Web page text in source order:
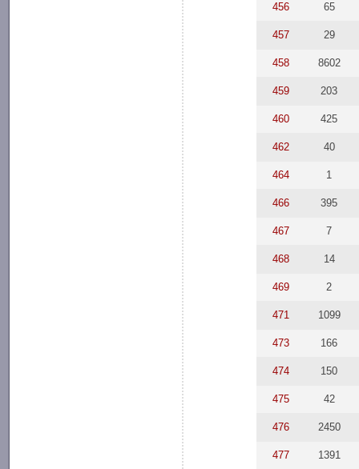
456 65
457 29
458 8602
459 203
460 425
462 40
464 1
466 395
467 7
468 14
469 2
471 1099
473 166
474 150
475 42
476 2450
477 1391